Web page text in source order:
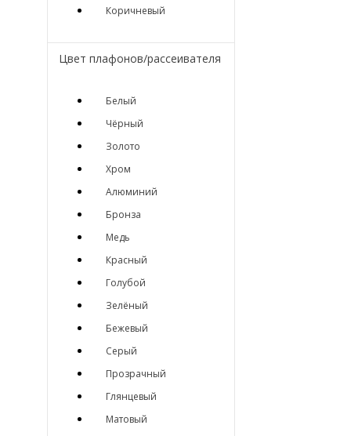
Коричневый
Цвет плафонов/рассеивателя
Белый
Чёрный
Золото
Хром
Алюминий
Бронза
Медь
Красный
Голубой
Зелёный
Бежевый
Серый
Прозрачный
Глянцевый
Матовый